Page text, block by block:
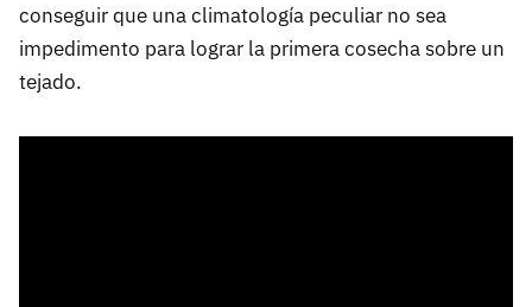
conseguir que una climatología peculiar no sea
impedimento para lograr la primera cosecha sobre un
tejado.